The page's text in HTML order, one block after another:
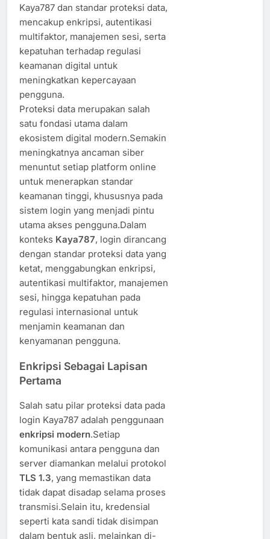
Kaya787 dan standar proteksi data,
mencakup enkripsi, autentikasi
multifaktor, manajemen sesi, serta
kepatuhan terhadap regulasi
keamanan digital untuk
meningkatkan kepercayaan
pengguna.
Proteksi data merupakan salah
satu fondasi utama dalam
ekosistem digital modern.Semakin
meningkatnya ancaman siber
menuntut setiap platform online
untuk menerapkan standar
keamanan tinggi, khususnya pada
sistem login yang menjadi pintu
utama akses pengguna.Dalam
konteks Kaya787, login dirancang
dengan standar proteksi data yang
ketat, menggabungkan enkripsi,
autentikasi multifaktor, manajemen
sesi, hingga kepatuhan pada
regulasi internasional untuk
menjamin keamanan dan
kenyamanan pengguna.
Enkripsi Sebagai Lapisan
Pertama
Salah satu pilar proteksi data pada
login Kaya787 adalah penggunaan
enkripsi modern.Setiap
komunikasi antara pengguna dan
server diamankan melalui protokol
TLS 1.3, yang memastikan data
tidak dapat disadap selama proses
transmisi.Selain itu, kredensial
seperti kata sandi tidak disimpan
dalam bentuk asli, melainkan di-